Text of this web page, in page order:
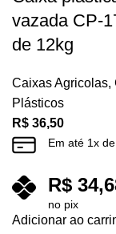
vazada CP-
de 12kg
Caixas Agricolas,
Plásticos
R$ 36,50
Em até 1x de
R$
no pix
Adicionar ao